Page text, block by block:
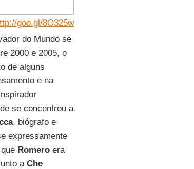
goo.gl/8O325w
do Mundo se
2000 e 2005, o
de alguns
e na
se concentrou a
, biógrafo e
expressamente
Romeroera
a Che